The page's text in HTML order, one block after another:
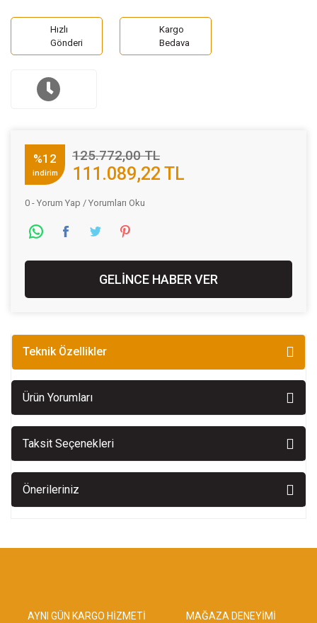
Hızlı
Gönderi
Kargo
Bedava
%12
indirim 111.089,22 TL
125.772,00 TL
0 - Yorum Yap / Yorumları Oku
GELİNCE HABER VER
Teknik Özellikler
Ürün Yorumları
Taksit Seçenekleri
Önerileriniz
AYNI GÜN KARGO HİZMETİ MAĞAZA DENEYİMİ